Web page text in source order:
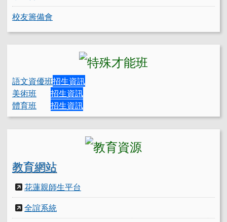
校友籌備會
語文資優班招生資訊
美術班
招生資訊
體育班
招生資訊
教育網站
花蓮親師生平台
全誼系統